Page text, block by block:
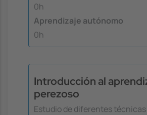
0h
Aprendizaje autónomo
0h
Introducción al
perezoso
Estudio de diferentes